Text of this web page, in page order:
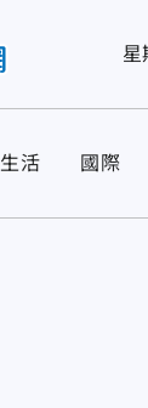
星
生活 國際